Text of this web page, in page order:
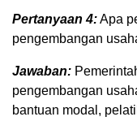
Pertanyaan 4:Apa
pengembangan
Jawaban:
pengembangan
bantuan modal,